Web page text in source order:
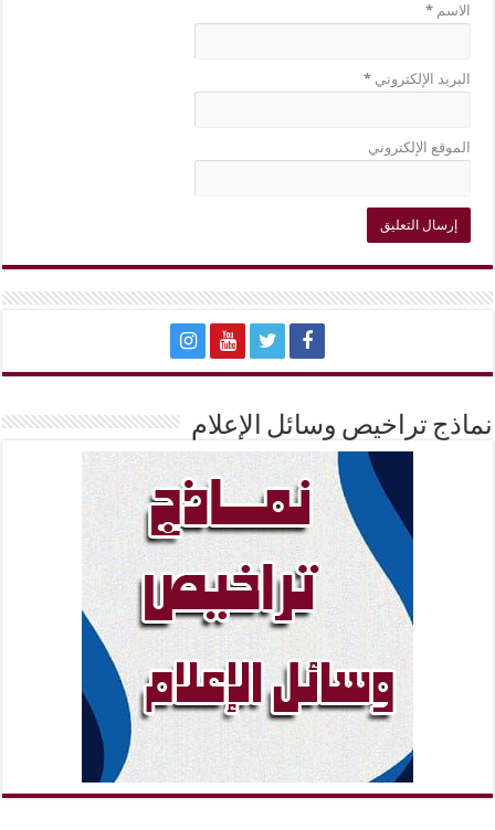
الاسم*
البريد الإلكتروني*
الموقع الإلكتروني
نماذج تراخيص وسائل الإعلام